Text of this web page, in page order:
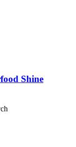
Shine